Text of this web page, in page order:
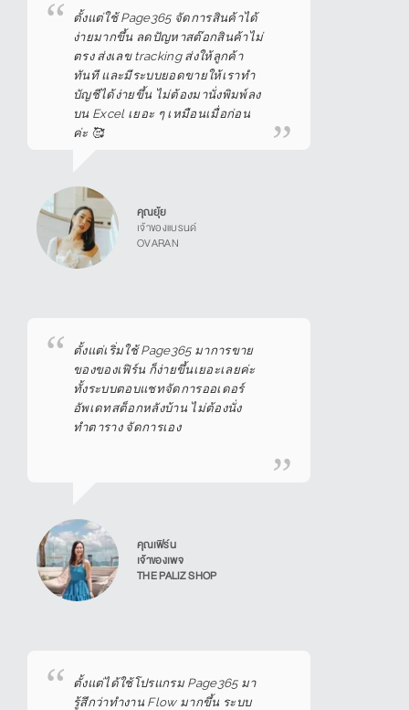
ตั้งแต่ใช้ Page365 จัดการสินค้าได้
ง่ายมากขึ้น ลดปัญหาสต๊อกสินค้าไม่
ตรง ส่งเลข tracking ส่งให้ลูกค้า
ทันที และมีระบบยอดขายให้เราทำ
บัญชีได้ง่ายขึ้น ไม่ต้องมานั่งพิมพ์ลง
บน Excel เยอะ ๆ เหมือนเมื่อก่อน
ค่ะ 🥰
คุณยุ้ย
เจ้าของแบรนด์
OVARAN
ตั้งแต่เริ่มใช้ Page365 มาการขาย
ของของเฟิร์น ก็ง่ายขึ้นเยอะเลยค่ะ
ทั้งระบบตอบแชทจัดการออเดอร์
อัพเดทสต็อกหลังบ้าน ไม่ต้องนั่ง
ทำตาราง จัดการเอง
คุณเฟิร์น
เจ้าของเพจ
THE PALIZ SHOP
ตั้งแต่ได้ใช้โปรแกรม Page365 มา
รู้สึกว่าทำงาน Flow มากขึ้น ระบบ